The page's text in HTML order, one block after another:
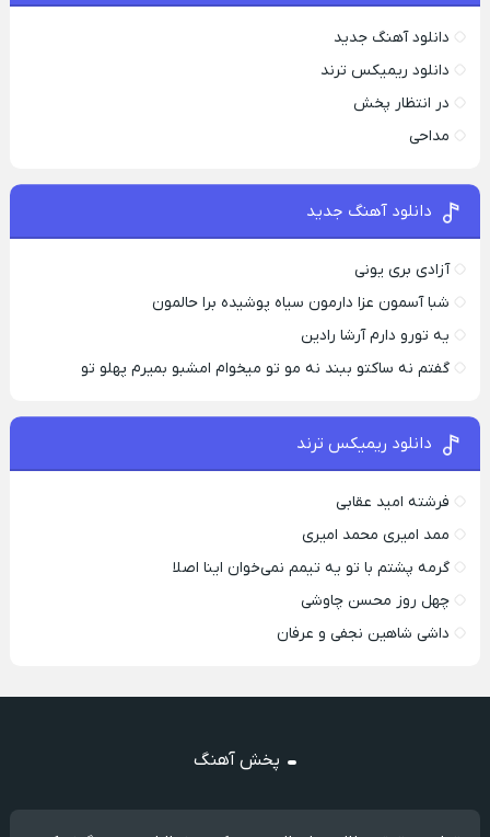
دانلود آهنگ جدید
دانلود ریمیکس ترند
در انتظار پخش
مداحی
دانلود آهنگ جدید
آزادی بری یونی
شبا آسمون عزا دارمون سیاه پوشیده برا حالمون
یه تورو دارم آرشا رادین
گفتم نه ساکتو ببند نه مو تو میخوام امشبو بمیرم پهلو تو
دانلود ریمیکس ترند
فرشته امید عقابی
ممد امیری محمد امیری
گرمه پشتم با تو یه تیمم نمی‌خوان اینا اصلا
چهل روز محسن چاوشی
داشی شاهین نجفی و عرفان
پخش آهنگ